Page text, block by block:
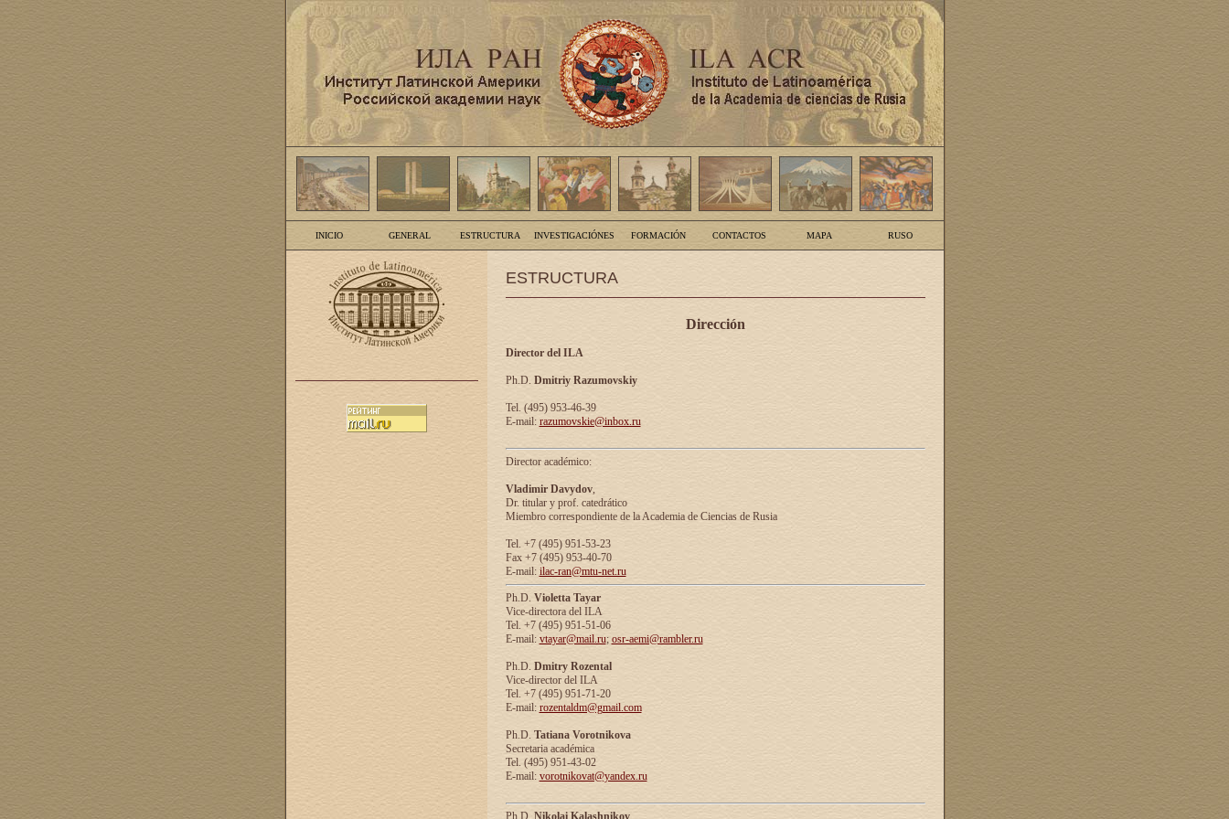
INICIO GENERAL ESTRUCTURA INVESTIGACIÓNES FORMACIÓN CONTACTOS MAPA RUSO
ESTRUCTURA
Dirección
Director del ILA
Ph.D. Dmitriy Razumovskiy
Tel. (495) 953-46-39
E-mail: razumovskie@inbox.ru
Director académico:
Vladimir Davydov,
Dr. titular y prof. catedrático
Miembro correspondiente de la Academia de Ciencias de Rusia
Tel. +7 (495) 951-53-23
Fax +7 (495) 953-40-70
E-mail: ilac-ran@mtu-net.ru
Ph.D. Violetta Tayar
Vice-directora del ILA
Tel. +7 (495) 951-51-06
E-mail: vtayar@mail.ru; osr-aemi@rambler.ru
Ph.D. Dmitry Rozental
Vice-director del ILA
Tel. +7 (495) 951-71-20
E-mail: rozentaldm@gmail.com
Ph.D. Tatiana Vorotnikova
Secretaria académica
Tel. (495) 951-43-02
E-mail: vorotnikovat@yandex.ru
Ph.D. Nikolai Kalashnikov